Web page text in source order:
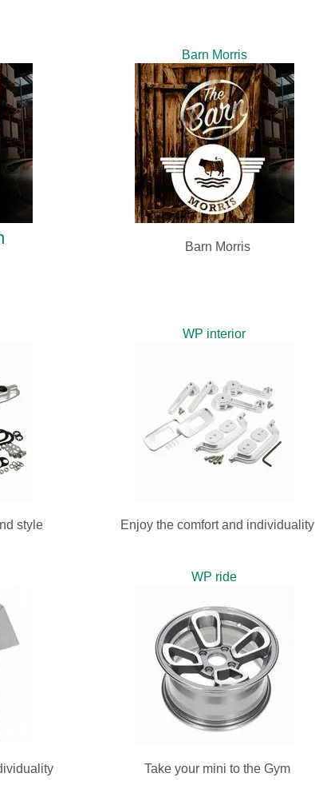
Barn Morris
Barn Morris
style
WP interior
Enjoy the comfort and individuality
WP ride
Take your mini to the Gym